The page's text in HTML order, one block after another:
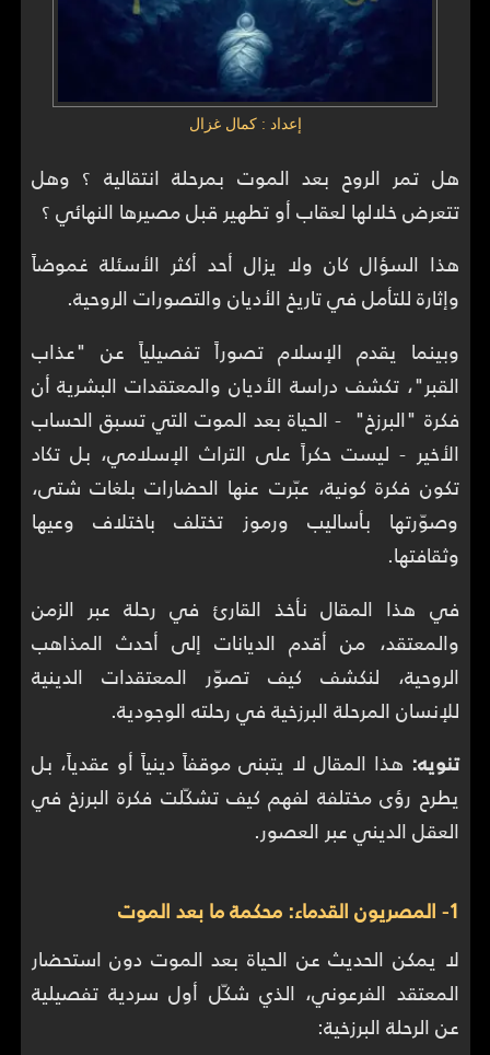
إعداد : كمال غزال
هل تمر الروح بعد الموت بمرحلة انتقالية ؟ وهل
تتعرض خلالها لعقاب أو تطهير قبل مصيرها النهائي ؟
هذا السؤال كان ولا يزال أحد أكثر الأسئلة غموضاً
وإثارة للتأمل في تاريخ الأديان والتصورات الروحية.
وبينما يقدم الإسلام تصوراً تفصيلياً عن "عذاب
القبر"، تكشف دراسة الأديان والمعتقدات البشرية أن
فكرة "البرزخ" - الحياة بعد الموت التي تسبق الحساب
الأخير - ليست حكراً على التراث الإسلامي، بل تكاد
تكون فكرة كونية، عبّرت عنها الحضارات بلغات شتى،
وصوّرتها بأساليب ورموز تختلف باختلاف وعيها
وثقافتها.
في هذا المقال نأخذ القارئ في رحلة عبر الزمن
والمعتقد، من أقدم الديانات إلى أحدث المذاهب
الروحية، لنكشف كيف تصوّر المعتقدات الدينية
للإنسان المرحلة البرزخية في رحلته الوجودية.
تنويه: هذا المقال لا يتبنى موقفاً دينياً أو عقدياً، بل
يطرح رؤى مختلفة لفهم كيف تشكّلت فكرة البرزخ في
العقل الديني عبر العصور.
1- المصريون القدماء: محكمة ما بعد الموت
لا يمكن الحديث عن الحياة بعد الموت دون استحضار
المعتقد الفرعوني، الذي شكّل أول سردية تفصيلية
عن الرحلة البرزخية: